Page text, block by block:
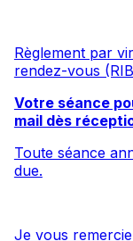
Règlement par
rendez-vous
Votre séance
mail dès
Toute séance
due.
Je vous